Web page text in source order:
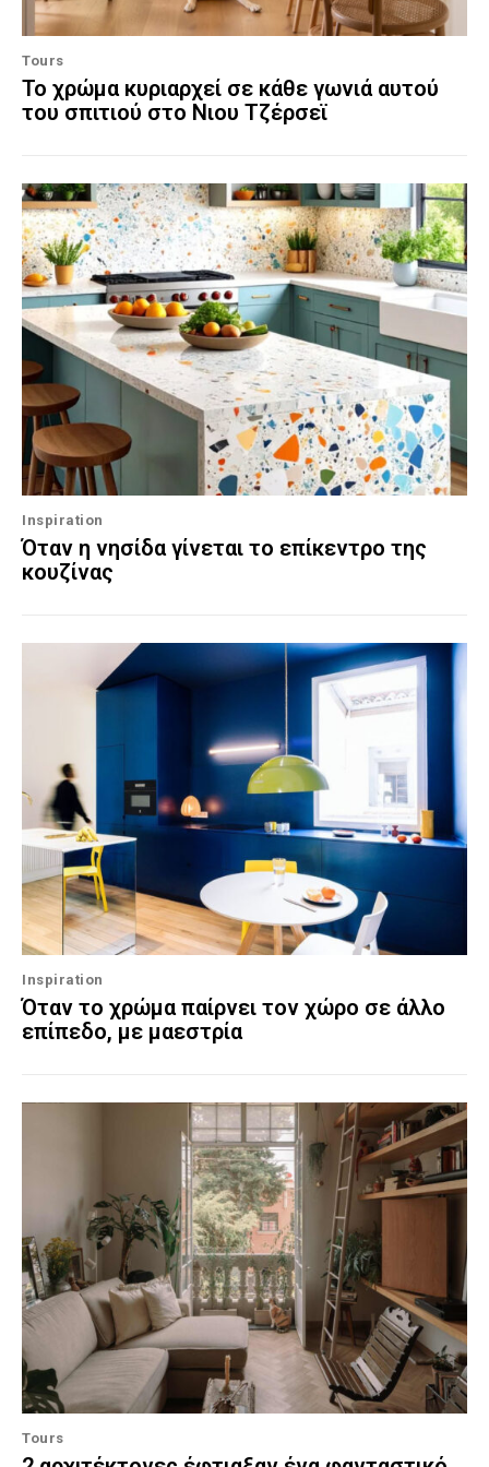
Tours
Το χρώμα κυριαρχεί σε κάθε γωνιά αυτού
του σπιτιού στο Νιου Τζέρσεϊ
Inspiration
Όταν η νησίδα γίνεται το επίκεντρο της
κουζίνας
Inspiration
Όταν το χρώμα παίρνει τον χώρο σε άλλο
επίπεδο, με μαεστρία
Tours